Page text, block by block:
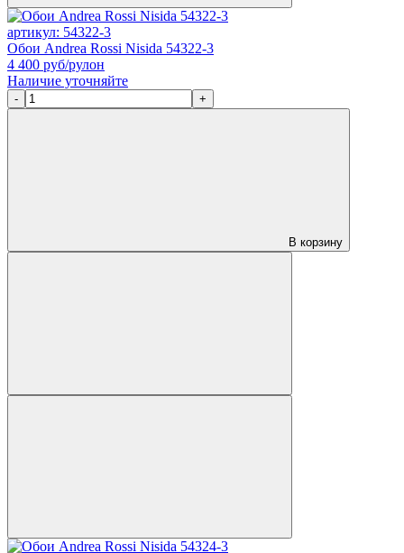
артикул: 54322-3
Обои Andrea Rossi Nisida 54322-3
4 400 руб/рулон
Наличие уточняйте
- +
В корзину